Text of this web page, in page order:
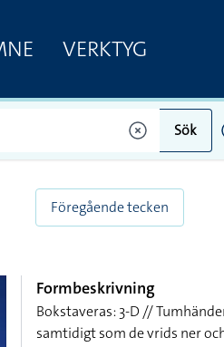
VERKTYG
Sök
Föregående tecken
Formbeskrivning
Bokstaveras: 3-D //
samtidigt som de vrids ner